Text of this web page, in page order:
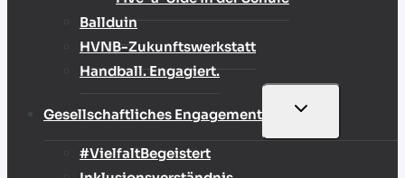
Ballduin
HVNB-Zukunftswerkstatt
Handball. Engagiert.
Gesellschaftliches Engagement
UNTERMENÜ
#VielfaltBegeistert